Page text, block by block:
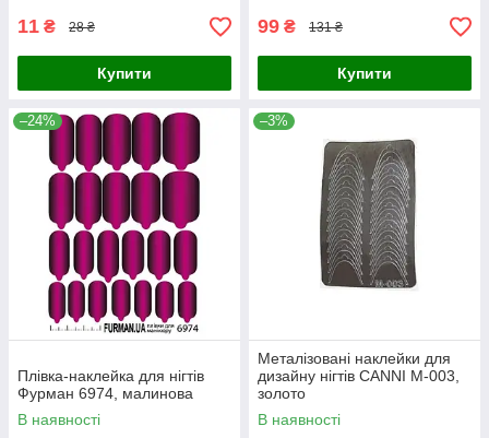
11 ₴ 28 ₴
Купити
99 ₴ 131 ₴
Купити
–24%
Плівка-наклейка для нігтів
Фурман 6974, малинова
В наявності
–3%
Металізовані наклейки для
дизайну нігтів CANNI M-003,
золото
В наявності